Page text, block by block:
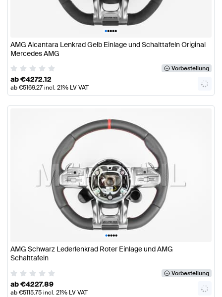
•••••
AMG Alcantara Lenkrad Gelb Einlage und Schalttafeln Original
Mercedes AMG
Vorbestellung
ab€4272.12
ab€5169.27incl. 21% LV VAT
•••••
AMG Schwarz Lederlenkrad Roter Einlage und AMG
Schalttafeln
Vorbestellung
ab€4227.89
ab€5115.75incl. 21% LV VAT